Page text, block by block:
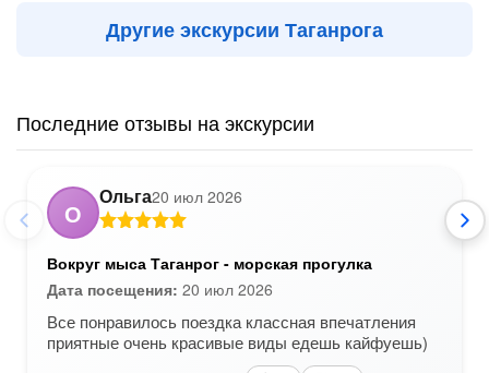
Другие экскурсии Таганрога
Последние отзывы на экскурсии
О
Ольга20 июл 2026
Вокруг мыса Таганрог - морская прогулка
Дата посещения: 20 июл 2026
Все понравилось поездка классная впечатления
приятные очень красивые виды едешь кайфуешь)